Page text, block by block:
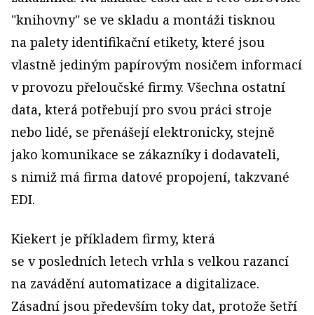
"knihovny" se ve skladu a montáži tisknou
na palety identifikační etikety, které jsou
vlastně jediným papírovým nosičem informací
v provozu přeloučské firmy. Všechna ostatní
data, která potřebují pro svou práci stroje
nebo lidé, se přenášejí elektronicky, stejně
jako komunikace se zákazníky i dodavateli,
s nimiž má firma datové propojení, takzvané
EDI.
Kiekert je příkladem firmy, která
se v posledních letech vrhla s velkou razancí
na zavádění automatizace a digitalizace.
Zásadní jsou především toky dat, protože šetří